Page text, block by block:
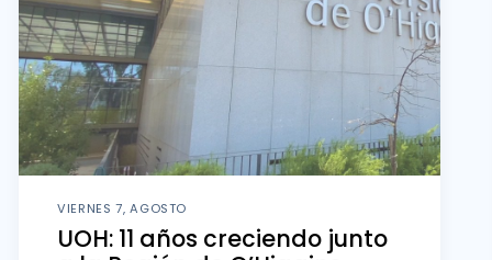
VIERNES 7, AGOSTO
UOH: 11 años creciendo junto